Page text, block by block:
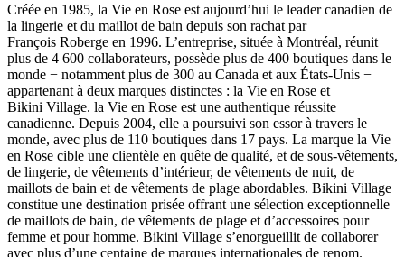
Créée en 1985, la Vie en Rose est aujourd’hui le leader canadien de
la lingerie et du maillot de bain depuis son rachat par
François Roberge en 1996. L’entreprise, située à Montréal, réunit
plus de 4 600 collaborateurs, possède plus de 400 boutiques dans le
monde − notamment plus de 300 au Canada et aux États-Unis −
appartenant à deux marques distinctes : la Vie en Rose et
Bikini Village. la Vie en Rose est une authentique réussite
canadienne. Depuis 2004, elle a poursuivi son essor à travers le
monde, avec plus de 110 boutiques dans 17 pays. La marque la Vie
en Rose cible une clientèle en quête de qualité, et de sous-vêtements,
de lingerie, de vêtements d’intérieur, de vêtements de nuit, de
maillots de bain et de vêtements de plage abordables. Bikini Village
constitue une destination prisée offrant une sélection exceptionnelle
de maillots de bain, de vêtements de plage et d’accessoires pour
femme et pour homme. Bikini Village s’enorgueillit de collaborer
avec plus d’une centaine de marques internationales de renom.